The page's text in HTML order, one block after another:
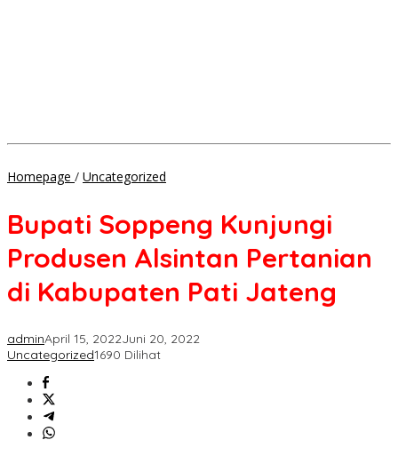
Homepage / Uncategorized
Produsen
Alsintan
Pertanian
Kabupaten
Bupati Soppeng Kunjungi
Produsen Alsintan Pertanian
di Kabupaten Pati Jateng
adminApril 15, 2022Juni 20, 2022
Uncategorized1690 Dilihat